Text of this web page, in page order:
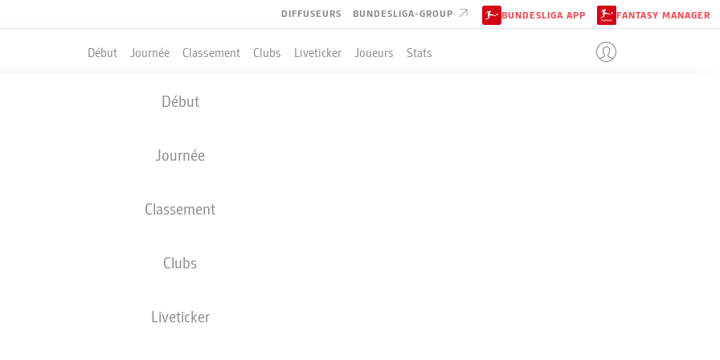
DIFFUSEURS BUNDESLIGA-GROUP BUNDESLIGA APP FANTASY MANAGER
Début Journée Classement Clubs Liveticker Joueurs Stats
Début
Journée
Classement
Clubs
Liveticker